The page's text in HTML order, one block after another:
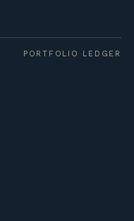
PORTFOLIO LEDGER